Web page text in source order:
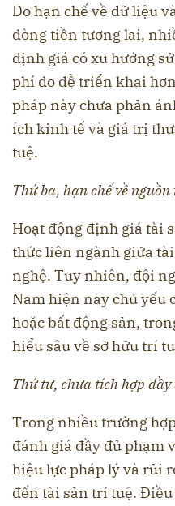
Do hạn chế về dữ liệu
dòng tiền tương lai,
định giá có xu hướng
phí do dễ triển khai
pháp này chưa phản
ích kinh tế và giá trị
tuệ.
Thứ ba, hạn chế về
Hoạt động định giá tài
thức liên ngành giữa
nghệ. Tuy nhiên, đội
Nam hiện nay chủ yếu
hoặc bất động sản,
hiểu sâu về sở hữu trí
Thứ tư, chưa tích hợp
Trong nhiều trường
đánh giá đầy đủ phạm
hiệu lực pháp lý và rủi
đến tài sản trí tuệ.